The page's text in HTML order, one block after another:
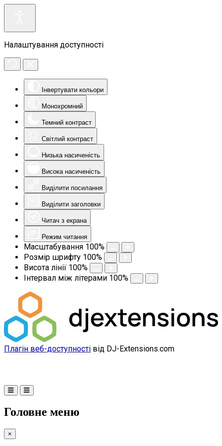
Налаштування доступності
Інвертувати кольори
Монохромний
Темний контраст
Світлий контраст
Низька насиченість
Висока насиченість
Виділити посилання
Виділити заголовки
Читач з екрана
Режим читання
Масштабування 100%
Розмір шрифту 100%
Висота лінії 100%
Інтервал між літерами 100%
Плагін веб-доступності від DJ-Extensions.com
Головне меню
×